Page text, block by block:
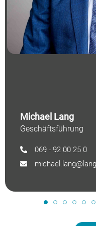
Michael Lang
Geschäftsführung
069 - 92 00 25 0